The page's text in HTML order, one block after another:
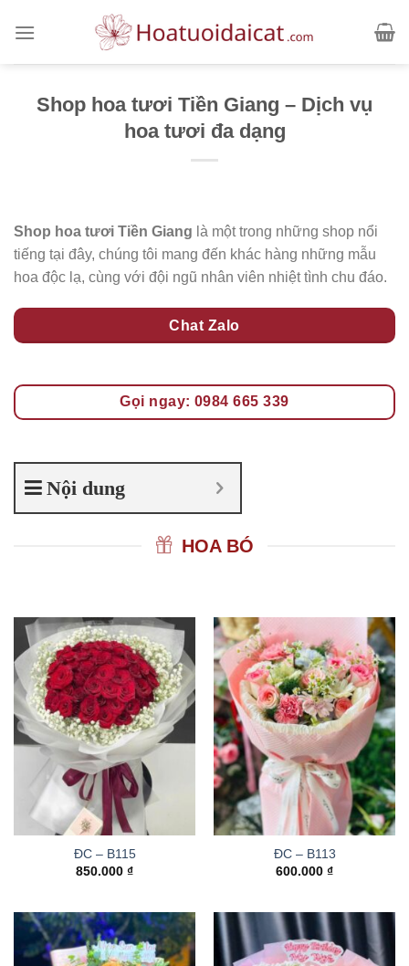
Shop hoa tươi Tiền Giang – Dịch vụ
hoa tươi đa dạng
Shop hoa tươi Tiền Giang là một trong những shop nổi
tiếng tại đây, chúng tôi mang đến khác hàng những mẫu
hoa độc lạ, cùng với đội ngũ nhân viên nhiệt tình chu đáo.
Chat Zalo
Gọi ngay: 0984 665 339
Nội dung
HOA BÓ
ĐC – B115
850.000 ₫
ĐC – B113
600.000 ₫